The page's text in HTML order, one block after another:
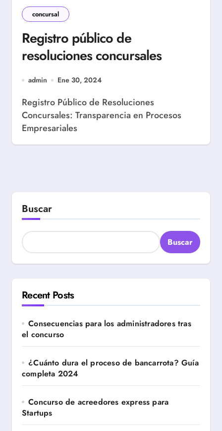
concursal
Registro público de
resoluciones concursales
admin Ene 30, 2024
Registro Público de Resoluciones
Concursales: Transparencia en Procesos
Empresariales
Buscar
Buscar
Recent Posts
Consecuencias para los administradores tras
el concurso
¿Cuánto dura el proceso de bancarrota? Guía
completa 2024
Concurso de acreedores express para
Startups